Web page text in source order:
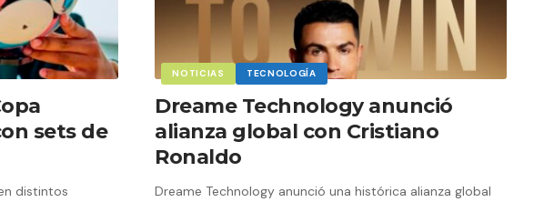
sets de
distintos
NOTICIAS TECNOLOGÍA
Dreame Technology anunció
alianza global con Cristiano
Ronaldo
Dreame Technology anunció una histórica alianza global